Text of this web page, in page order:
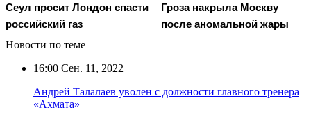
Сеул просит Лондон спасти
российский газ
Гроза накрыла Москву
после аномальной жары
Новости по теме
16:00 Сен. 11, 2022
Андрей Талалаев уволен с должности главного тренера
«Ахмата»